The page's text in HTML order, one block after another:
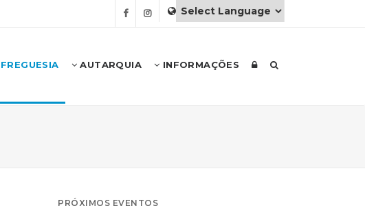
FREGUESIA AUTARQUIA INFORMAÇÕES
PRÓXIMOS EVENTOS